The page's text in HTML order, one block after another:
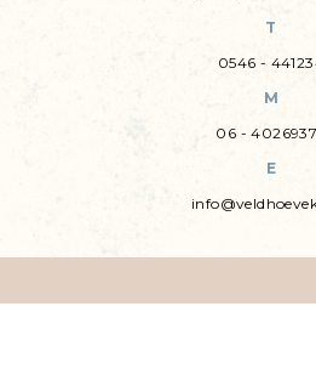
T
0546 -
M
06 -
E